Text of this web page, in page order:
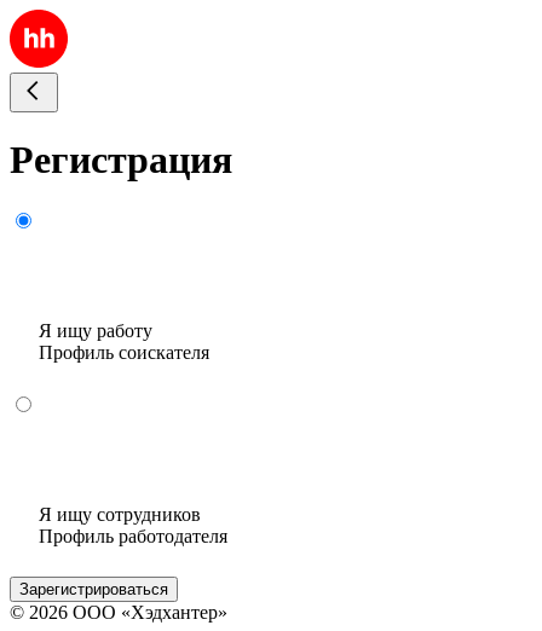
Регистрация
Я ищу работу
Профиль соискателя
Я ищу сотрудников
Профиль работодателя
Зарегистрироваться
© 2026 ООО «Хэдхантер»